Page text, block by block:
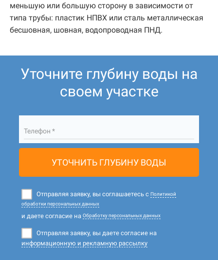
меньшую или большую сторону в зависимости от
типа трубы: пластик НПВХ или сталь металлическая
бесшовная, шовная, водопроводная ПНД.
Уточните глубину воды на
своем участке
Телефон *
УТОЧНИТЬ ГЛУБИНУ ВОДЫ
Отправляя заявку, вы соглашаетесь с Политикой
обработки персональных данных
и даете согласие на Обработку персональных данных
Отправляя заявку, вы даете согласие на
информационную и рекламную рассылку